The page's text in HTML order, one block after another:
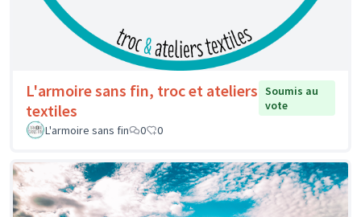
L'armoire sans fin, troc et ateliers
textiles
Soumis au
vote
L'armoire sans fin
0 0